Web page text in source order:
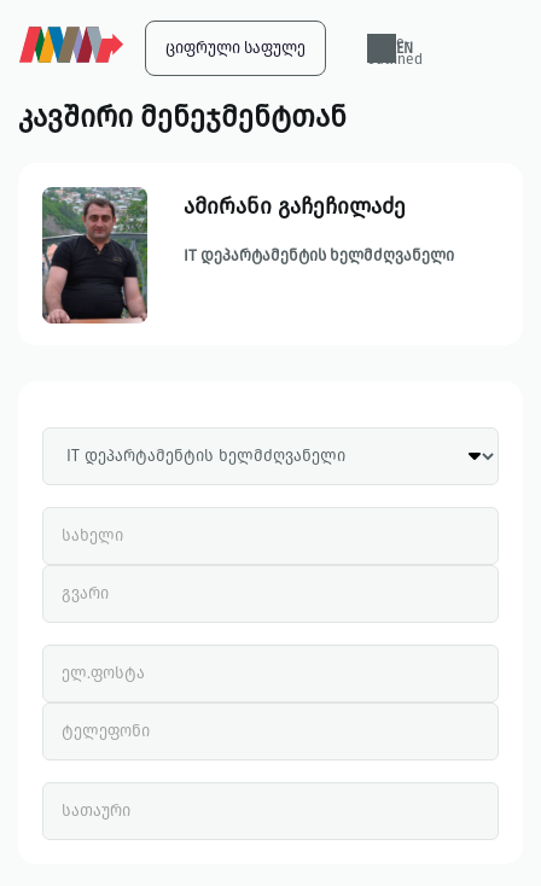
ᲪᲘᲤᲠᲣᲚᲘ ᲡᲐᲤᲣᲚᲔ
globe-
outlined
EN
კავშირი მენეჯმენტთან
ამირანი გაჩეჩილაძე
IT დეპარტამენტის ხელმძღვანელი